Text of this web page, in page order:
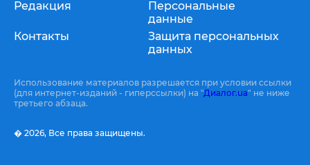
Редакция
Контакты
Персональные
данные
Защита персональных
данных
Использование материалов разрешается при условии ссылки
(для интернет-изданий - гиперссылки) на "Диалог.ua" не ниже
третьего абзаца.
� 2026, Все права защищены.